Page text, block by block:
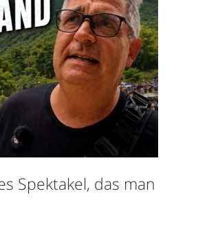
Spektakel, das man